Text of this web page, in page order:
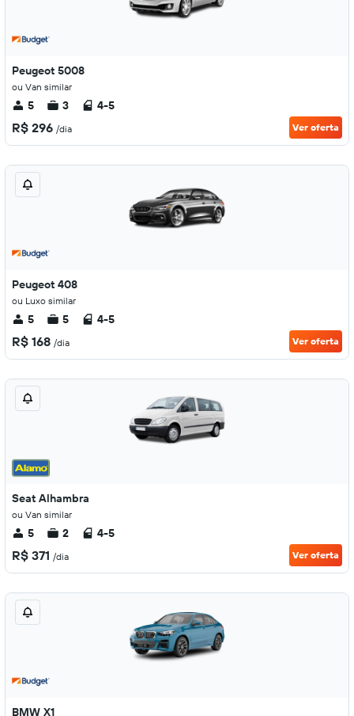
Peugeot 5008
ou Van similar
5 3 4-5
R$ 296 /dia Ver oferta
Peugeot 408
ou Luxo similar
5 5 4-5
R$ 168 /dia Ver oferta
Seat Alhambra
ou Van similar
5 2 4-5
R$ 371 /dia Ver oferta
BMW X1